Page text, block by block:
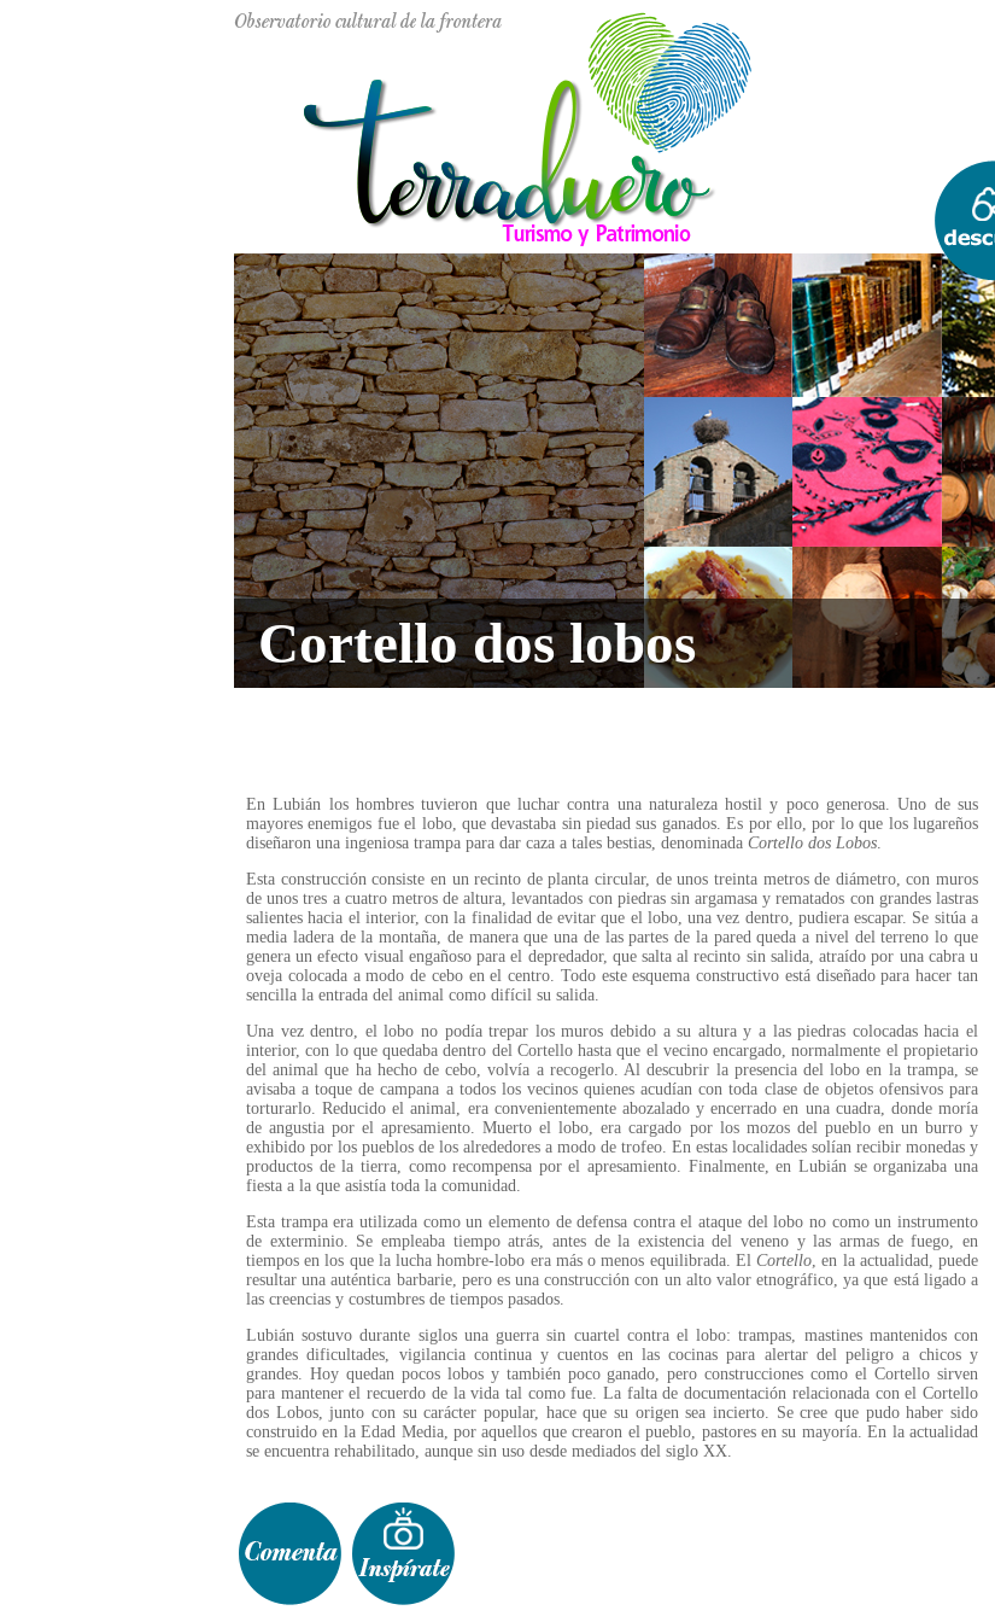
Cortello dos lobos
En Lubián los hombres tuvieron que luchar contra una naturaleza hostil y poco generosa. Uno de sus
mayores enemigos fue el lobo, que devastaba sin piedad sus ganados. Es por ello, por lo que los lugareños
diseñaron una ingeniosa trampa para dar caza a tales bestias, denominada Cortello dos Lobos.
Esta construcción consiste en un recinto de planta circular, de unos treinta metros de diámetro, con muros
de unos tres a cuatro metros de altura, levantados con piedras sin argamasa y rematados con grandes lastras
salientes hacia el interior, con la finalidad de evitar que el lobo, una vez dentro, pudiera escapar. Se sitúa a
media ladera de la montaña, de manera que una de las partes de la pared queda a nivel del terreno lo que
genera un efecto visual engañoso para el depredador, que salta al recinto sin salida, atraído por una cabra u
oveja colocada a modo de cebo en el centro. Todo este esquema constructivo está diseñado para hacer tan
sencilla la entrada del animal como difícil su salida.
Una vez dentro, el lobo no podía trepar los muros debido a su altura y a las piedras colocadas hacia el
interior, con lo que quedaba dentro del Cortello hasta que el vecino encargado, normalmente el propietario
del animal que ha hecho de cebo, volvía a recogerlo. Al descubrir la presencia del lobo en la trampa, se
avisaba a toque de campana a todos los vecinos quienes acudían con toda clase de objetos ofensivos para
torturarlo. Reducido el animal, era convenientemente abozalado y encerrado en una cuadra, donde moría
de angustia por el apresamiento. Muerto el lobo, era cargado por los mozos del pueblo en un burro y
exhibido por los pueblos de los alrededores a modo de trofeo. En estas localidades solían recibir monedas y
productos de la tierra, como recompensa por el apresamiento. Finalmente, en Lubián se organizaba una
fiesta a la que asistía toda la comunidad.
Esta trampa era utilizada como un elemento de defensa contra el ataque del lobo no como un instrumento
de exterminio. Se empleaba tiempo atrás, antes de la existencia del veneno y las armas de fuego, en
tiempos en los que la lucha hombre-lobo era más o menos equilibrada. ElCortello, en la actualidad, puede
resultar una auténtica barbarie, pero es una construcción con un alto valor etnográfico, ya que está ligado a
las creencias y costumbres de tiempos pasados.
Lubián sostuvo durante siglos una guerra sin cuartel contra el lobo: trampas, mastines mantenidos con
grandes dificultades, vigilancia continua y cuentos en las cocinas para alertar del peligro a chicos y
grandes. Hoy quedan pocos lobos y también poco ganado, pero construcciones como el Cortello sirven
para mantener el recuerdo de la vida tal como fue. La falta de documentación relacionada con el Cortello
dos Lobos, junto con su carácter popular, hace que su origen sea incierto. Se cree que pudo haber sido
construido en la Edad Media, por aquellos que crearon el pueblo, pastores en su mayoría. En la actualidad
se encuentra rehabilitado, aunque sin uso desde mediados del siglo XX.